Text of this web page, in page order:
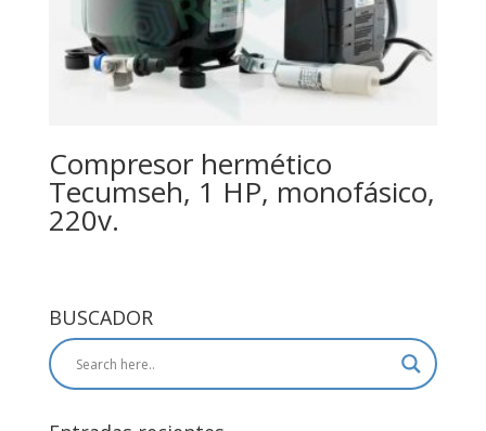
Compresor hermético
Tecumseh, 1 HP, monofásico,
220v.
BUSCADOR